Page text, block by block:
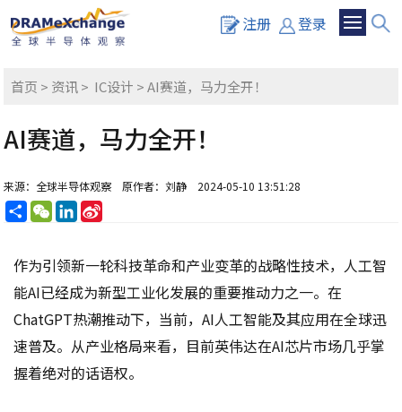
注册 登录
首页 > 资讯> IC设计 > AI赛道，马力全开！
AI赛道，马力全开！
来源：全球半导体观察 原作者：刘静 2024-05-10 13:51:28
分
享
WeChatLinkedIn
作为引领新一轮科技革命和产业变革的战略性技术，人工智
能AI已经成为新型工业化发展的重要推动力之一。在
ChatGPT热潮推动下，当前，AI人工智能及其应用在全球迅
速普及。从产业格局来看，目前英伟达在AI芯片市场几乎掌
握着绝对的话语权。